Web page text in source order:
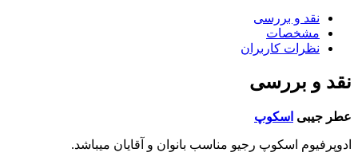
نقد و بررسی
مشخصات
نظرات کاربران
نقد و بررسی
عطر جیبی اسکوپ
ادوپرفیوم اسکوپ رجیو مناسب بانوان و آقایان میباشد.